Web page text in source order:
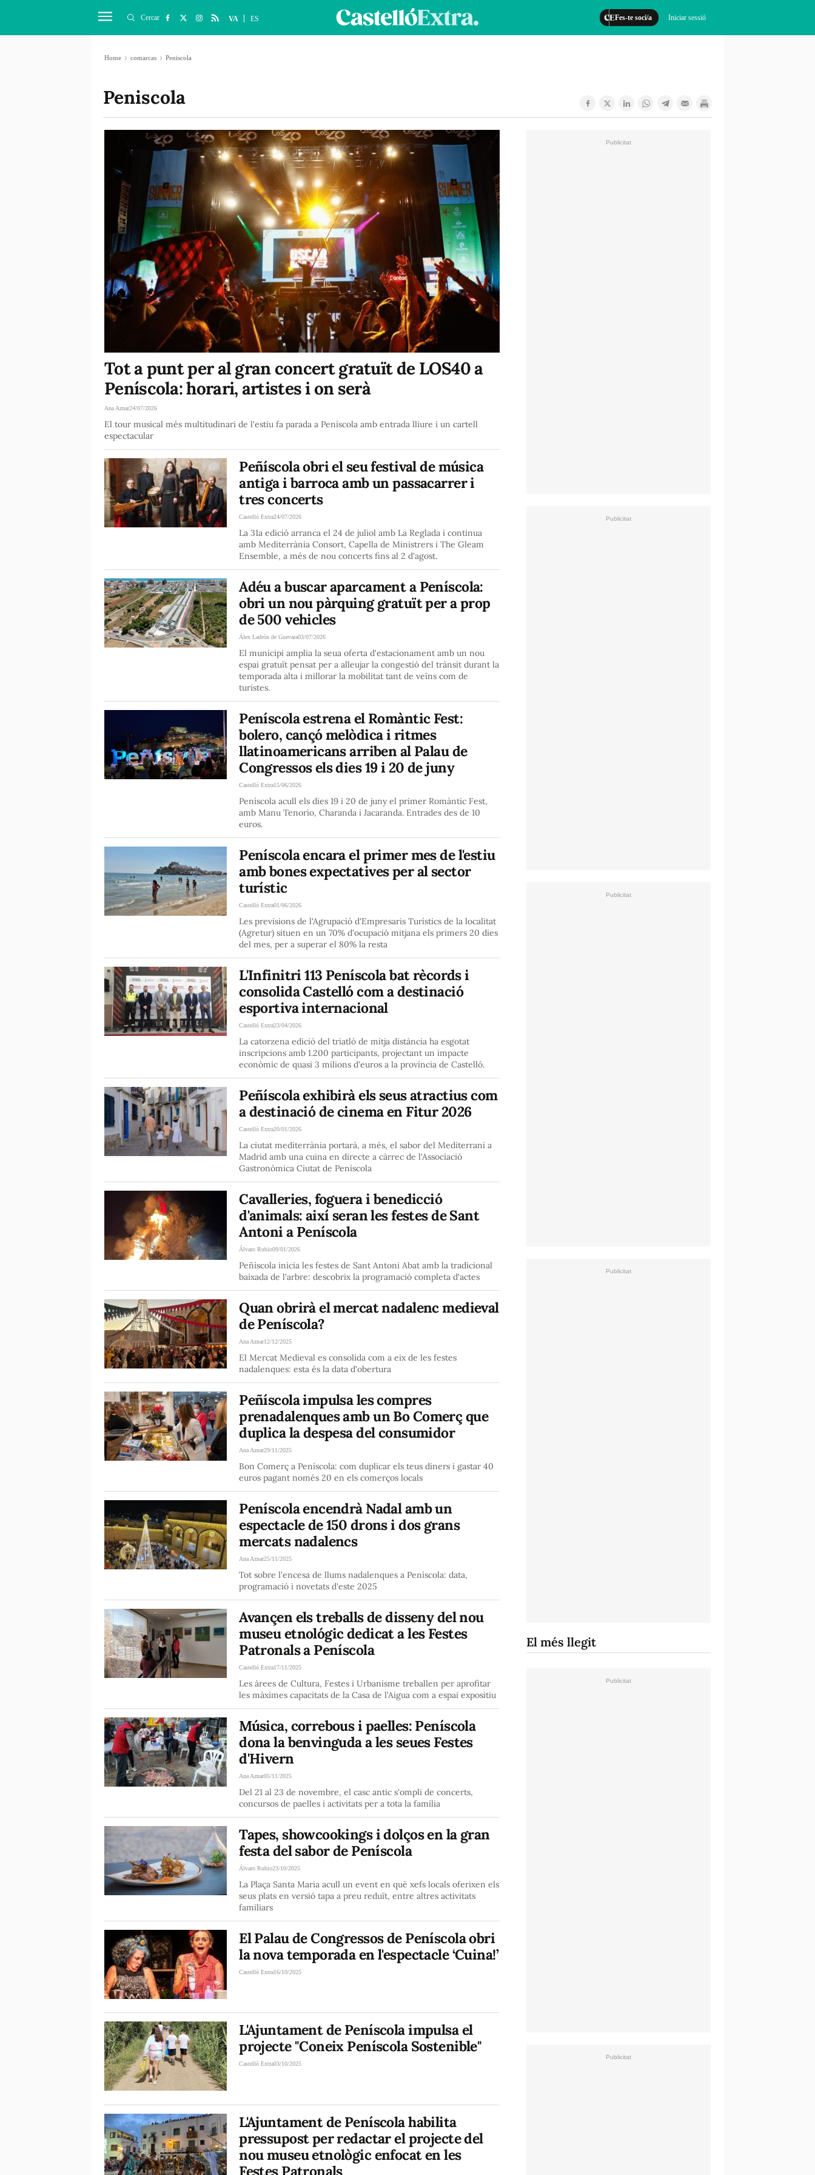
Fes-te soci/a Iniciar sessió
Cercar VA ES
Home comarcas Peniscola
Peniscola
Tot a punt per al gran concert gratuït de LOS40 a
Peníscola: horari, artistes i on serà
Ana Aznar24/07/2026
El tour musical més multitudinari de l'estiu fa parada a Peníscola amb entrada lliure i un cartell
espectacular
Peñíscola obri el seu festival de música
antiga i barroca amb un passacarrer i
tres concerts
Castelló Extra24/07/2026
La 31a edició arranca el 24 de juliol amb La Reglada i continua
amb Mediterrània Consort, Capella de Ministrers i The Gleam
Ensemble, a més de nou concerts fins al 2 d'agost.
Adéu a buscar aparcament a Peníscola:
obri un nou pàrquing gratuït per a prop
de 500 vehicles
Álex Ladrón de Guevara03/07/2026
El municipi amplia la seua oferta d'estacionament amb un nou
espai gratuït pensat per a alleujar la congestió del trànsit durant la
temporada alta i millorar la mobilitat tant de veïns com de
turistes.
Peníscola estrena el Romàntic Fest:
bolero, cançó melòdica i ritmes
llatinoamericans arriben al Palau de
Congressos els dies 19 i 20 de juny
Castelló Extra15/06/2026
Peníscola acull els dies 19 i 20 de juny el primer Romàntic Fest,
amb Manu Tenorio, Charanda i Jacaranda. Entrades des de 10
euros.
Peníscola encara el primer mes de l'estiu
amb bones expectatives per al sector
turístic
Castelló Extra01/06/2026
Les previsions de l'Agrupació d'Empresaris Turístics de la localitat
(Agretur) situen en un 70% d'ocupació mitjana els primers 20 dies
del mes, per a superar el 80% la resta
L'Infinitri 113 Peníscola bat rècords i
consolida Castelló com a destinació
esportiva internacional
Castelló Extra23/04/2026
La catorzena edició del triatló de mitja distància ha esgotat
inscripcions amb 1.200 participants, projectant un impacte
econòmic de quasi 3 milions d'euros a la província de Castelló.
Peñíscola exhibirà els seus atractius com
a destinació de cinema en Fitur 2026
Castelló Extra20/01/2026
La ciutat mediterrània portarà, a més, el sabor del Mediterrani a
Madrid amb una cuina en directe a càrrec de l'Associació
Gastronòmica Ciutat de Peníscola
Cavalleries, foguera i benedicció
d'animals: així seran les festes de Sant
Antoni a Peníscola
Álvaro Rubio09/01/2026
Peñíscola inicia les festes de Sant Antoni Abat amb la tradicional
baixada de l'arbre: descobrix la programació completa d'actes
Quan obrirà el mercat nadalenc medieval
de Peníscola?
Ana Aznar12/12/2025
El Mercat Medieval es consolida com a eix de les festes
nadalenques: esta és la data d'obertura
Peñíscola impulsa les compres
prenadalenques amb un Bo Comerç que
duplica la despesa del consumidor
Ana Aznar29/11/2025
Bon Comerç a Peníscola: com duplicar els teus diners i gastar 40
euros pagant només 20 en els comerços locals
Peníscola encendrà Nadal amb un
espectacle de 150 drons i dos grans
mercats nadalencs
Ana Aznar25/11/2025
Tot sobre l'encesa de llums nadalenques a Peníscola: data,
programació i novetats d'este 2025
Avançen els treballs de disseny del nou
museu etnológic dedicat a les Festes
Patronals a Peníscola
Castelló Extra17/11/2025
Les àrees de Cultura, Festes i Urbanisme treballen per aprofitar
les màximes capacitats de la Casa de l'Aigua com a espai expositiu
Música, correbous i paelles: Peníscola
dona la benvinguda a les seues Festes
d'Hivern
Ana Aznar05/11/2025
Del 21 al 23 de novembre, el casc antic s'ompli de concerts,
concursos de paelles i activitats per a tota la família
Tapes, showcookings i dolços en la gran
festa del sabor de Peníscola
Álvaro Rubio23/10/2025
La Plaça Santa Maria acull un event en què xefs locals oferixen els
seus plats en versió tapa a preu reduït, entre altres activitats
familiars
El Palau de Congressos de Peníscola obri
la nova temporada en l'espectacle ‘Cuina!’
Castelló Extra16/10/2025
L'Ajuntament de Peníscola impulsa el
projecte "Coneix Peníscola Sostenible"
Castelló Extra03/10/2025
L'Ajuntament de Peníscola habilita
pressupost per redactar el projecte del
nou museu etnològic enfocat en les
Festes Patronals
El més llegit